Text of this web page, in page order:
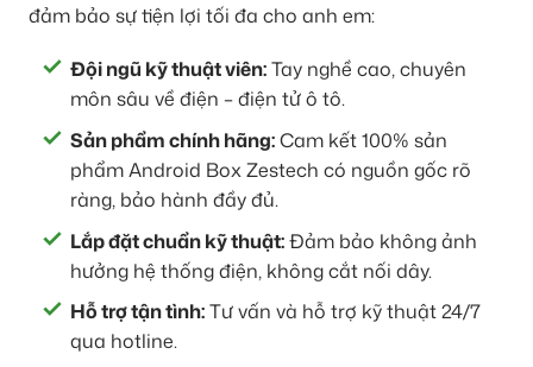
đảm bảo sự tiện lợi tối đa cho anh em:
Đội ngũ kỹ thuật viên:Tay nghề cao, chuyên
môn sâu về điện – điện tử ô tô.
Sản phẩm chính hãng:Cam kết 100% sản
phẩm Android Box Zestech có nguồn gốc rõ
ràng, bảo hành đầy đủ.
Lắp đặt chuẩn kỹ thuật:Đảm bảo không ảnh
hưởng hệ thống điện, không cắt nối dây.
Hỗ trợ tận tình:Tư vấn và hỗ trợ kỹ thuật 24/7
qua hotline.